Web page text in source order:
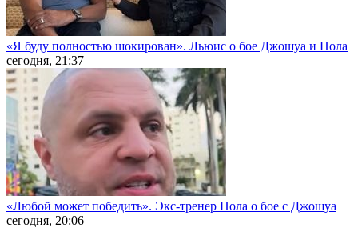
«Я буду полностью шокирован». Льюис о бое Джошуа и Пола
сегодня, 21:37
«Любой может победить». Экс-тренер Пола о бое с Джошуа
сегодня, 20:06